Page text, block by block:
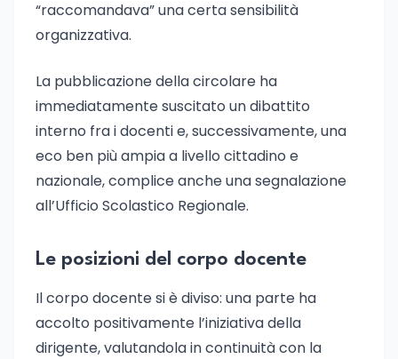
“raccomandava” una certa sensibilità
organizzativa.
La pubblicazione della circolare ha
immediatamente suscitato un dibattito
interno fra i docenti e, successivamente, una
eco ben più ampia a livello cittadino e
nazionale, complice anche una segnalazione
all’Ufficio Scolastico Regionale.
Le posizioni del corpo docente
Il corpo docente si è diviso: una parte ha
accolto positivamente l’iniziativa della
dirigente, valutandola in continuità con la